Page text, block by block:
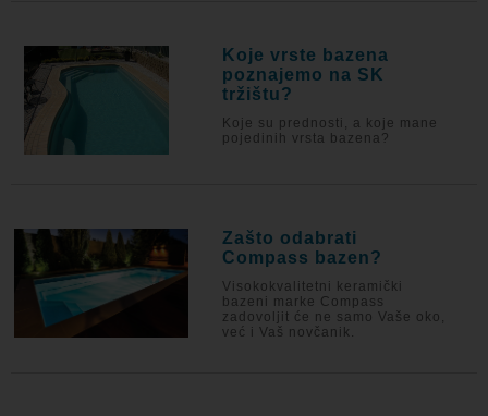
Koje vrste bazena
poznajemo na SK
tržištu?
Koje su prednosti, a koje mane
pojedinih vrsta bazena?
Zašto odabrati
Compass bazen?
Visokokvalitetni keramički
bazeni marke Compass
zadovoljit će ne samo Vaše oko,
već i Vaš novčanik.